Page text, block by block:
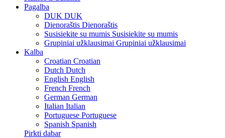
Pagalba
DUK DUK
Dienoraštis Dienoraštis
Susisiekite su mumis Susisiekite su mumis
Grupiniai užklausimai Grupiniai užklausimai
Kalba
Croatian Croatian
Dutch Dutch
English English
French French
German German
Italian Italian
Portuguese Portuguese
Spanish Spanish
Pirkti dabar